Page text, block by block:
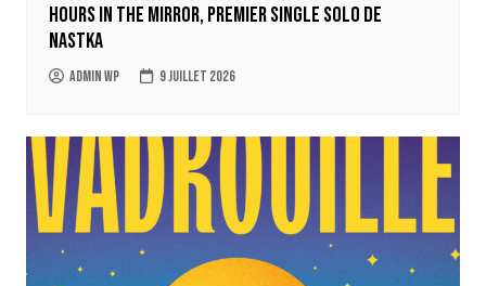
Hours in the mirror, premier single solo de
Nastka
Admin WP 9 juillet 2026